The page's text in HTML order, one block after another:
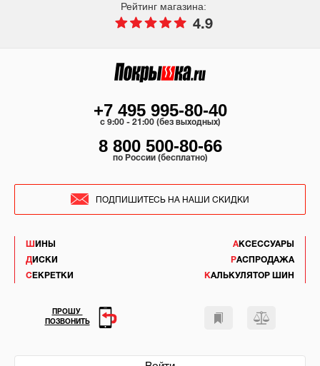
Рейтинг магазина:
4.9
ШИНЫ
ДИСКИ
СЕКРЕТКИ
АКСЕССУАРЫ
РАСПРОДАЖА
КАЛЬКУЛЯТОР ШИН
+7 495 995-80-40
c 9:00 - 21:00 (без выходных)
8 800 500-80-66
по России (бесплатно)
ПОДПИШИТЕСЬ НА НАШИ СКИДКИ
ПРОШУ
ПОЗВОНИТЬ